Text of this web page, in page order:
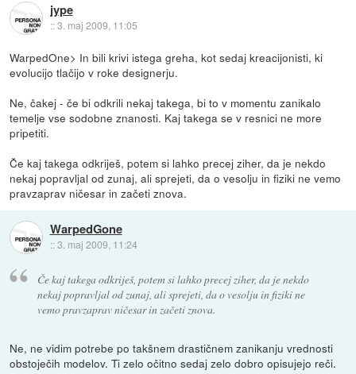
jype
::3. maj 2009, 11:05
WarpedOne> In bili krivi istega greha, kot sedaj kreacijonisti, ki
evolucijo tlačijo v roke designerju.
Ne, čakej - če bi odkrili nekaj takega, bi to v momentu zanikalo
temelje vse sodobne znanosti. Kaj takega se v resnici ne more
pripetiti.
Če kaj takega odkriješ, potem si lahko precej ziher, da je nekdo
nekaj popravljal od zunaj, ali sprejeti, da o vesolju in fiziki ne vemo
pravzaprav ničesar in začeti znova.
WarpedGone
::3. maj 2009, 11:24
Če kaj takega odkriješ, potem si lahko precej ziher, da je nekdo
nekaj popravljal od zunaj, ali sprejeti, da o vesolju in fiziki ne
vemo pravzaprav ničesar in začeti znova.
Ne, ne vidim potrebe po takšnem drastičnem zanikanju vrednosti
obstoječih modelov. Ti zelo očitno sedaj zelo dobro opisujejo reči.